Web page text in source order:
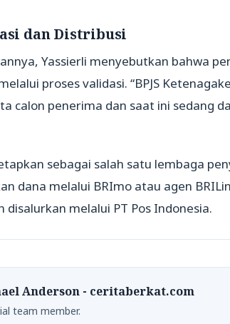
dan Distribusi
Yassierli menyebutkan bahwa
proses validasi. “BPJS
calon penerima dan saat ini sedang
sebagai salah satu lembaga
dana melalui BRImo atau agen
disalurkan melalui PT Pos Indonesia.
Anderson - ceritaberkat.com
team member.